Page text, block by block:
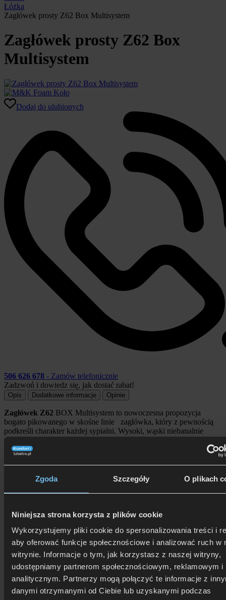
Zgoda Szczegóły O plikach
Niniejsza strona korzysta z plików cookie
Wykorzystujemy pliki cookie do spersonalizowania treści i
aby oferować funkcje społecznościowe i analizować ruch w
witrynie. Informacje o tym, jak korzystasz z naszej witryny,
udostępniamy partnerom społecznościowym, reklamowym i
analitycznym. Partnerzy mogą połączyć te informacje z
danymi otrzymanymi od Ciebie lub uzyskanymi podczas
Łóżka
Zagłówek prosty Z62 Box Multisystem
Zagłówek prosty Z62 Box
Multisystem
Dodaj do ulubionych
506 626 678 - Zamów telefonicznie
Zadzwoń i dowiedz się, jak dostać rabat!
Opis Dodatkowe informacje Opinie
Zagłówek Z62 BOX Multisystem to nowoczesna propozycja
bogato pikowanego w skośne linie zagłówka, który z pewnością
podkreśli charakter każdej sypialni. Wysoki, wąski niebanalnie
pikowany zagłówek przykuje uwagę najbardziej wymagających.
Zagłówek pasuje do każdego korpusu z serii Box Multisystem.
Bogata i szeroka gama kolorystyczna tkanin pozwolą
na zaprojektowanie modelu zgodnie z własnymi preferencjami.
Zagłówek prosty Z62 Box Multisystem
Wybierz podstawę, model zagłówka i zostań pro­jek­tan­tem
własnego łóżka.
ZagłówekZ62pasujący do każdego korpusu z serii Box
Multisystem, daje możliwość stworzenia własnego projektu łóżka.
Nowoczesny, wysoki i jednocześnie wąski zagłówek zapewni